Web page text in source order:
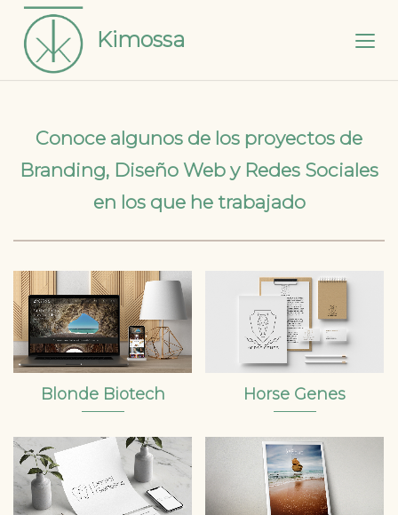
Kimossa
Conoce algunos de los proyectos de
Branding, Diseño Web y Redes Sociales
en los que he trabajado
Blonde Biotech Horse Genes